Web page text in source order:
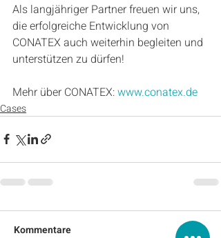
Als langjähriger Partner freuen wir uns,
die erfolgreiche Entwicklung von
CONATEX auch weiterhin begleiten und
unterstützen zu dürfen!
Mehr über CONATEX: www.conatex.de
Cases
Kommentare